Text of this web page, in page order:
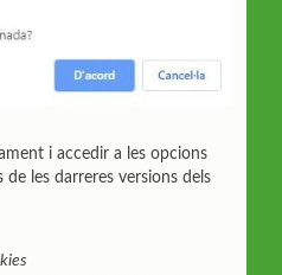
i accedir a les opcions
les darreres versions dels